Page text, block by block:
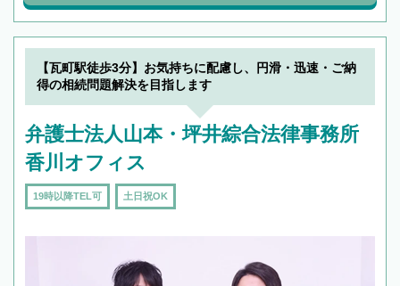
【瓦町駅徒歩3分】お気持ちに配慮し、円滑・迅速・ご納
得の相続問題解決を目指します
弁護士法人山本・坪井綜合法律事務所
香川オフィス
19時以降TEL可 土日祝OK